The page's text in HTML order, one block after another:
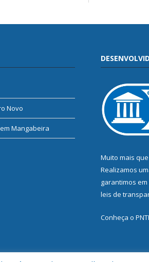
Novo
Mangabeira
Muito mais que
Realizamos
garantimos
leis de
Conheça o